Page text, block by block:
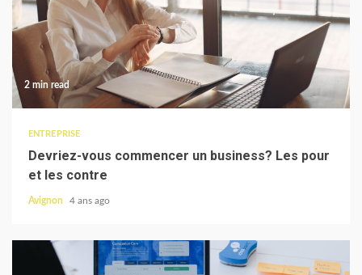
2 min read
ENTREPRISE
Devriez-vous commencer un business? Les pour
et les contre
Avignon 4 ans ago